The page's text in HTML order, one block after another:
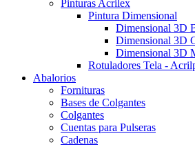
Pinturas Acrilex
Pintura Dimensional
Dimensional 3D
Dimensional 3D
Dimensional 3D
Rotuladores Tela -
Abalorios
Fornituras
Bases de Colgantes
Colgantes
Cuentas para Pulseras
Cadenas